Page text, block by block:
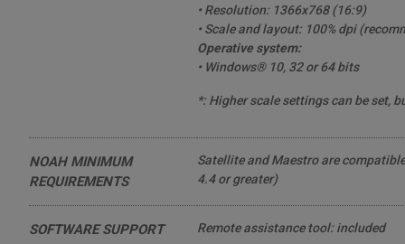
• Resolution: 1366x768 (16:9)
• Scale and layout: 100% dpi
Operative system:
• Windows® 10, 32 or 64 bits
*: Higher scale settings can be set,
NOAH MINIMUM
REQUIREMENTS
Satellite and Maestro are
4.4 or greater)
SOFTWARE SUPPORT Remote assistance tool: included